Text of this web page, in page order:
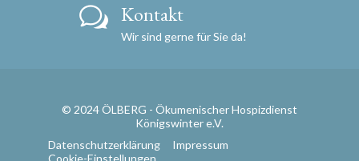
Kontakt
Wir sind gerne für Sie da!
© 2024 ÖLBERG - Ökumenischer Hospizdienst
Königswinter e.V.
Datenschutzerklärung
Impressum
Cookie-Einstellungen